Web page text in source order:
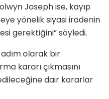
Joseph ise, kayıp
yönelik siyasi iradenin
gerektiğini” söyledi.
olarak bir
kararı çıkmasını
dair kararlar